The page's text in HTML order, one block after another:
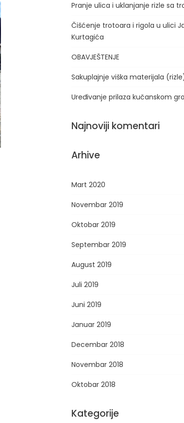
Pranje ulica i uklanjanje rizle sa
Čišćenje trotoara i rigola u ulici
Kurtagića
OBAVJEŠTENJE
Sakuplajnje viška materijala
Uređivanje prilaza kučanskom
Najnoviji komentari
Arhive
Mart 2020
Novembar 2019
Oktobar 2019
Septembar 2019
August 2019
Juli 2019
Juni 2019
Januar 2019
Decembar 2018
Novembar 2018
Oktobar 2018
Kategorije